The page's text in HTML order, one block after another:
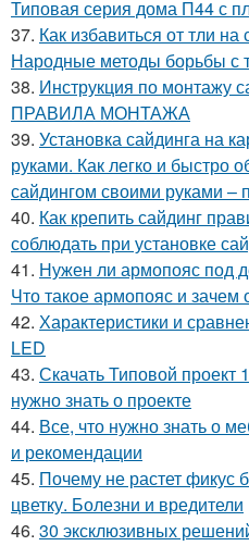
Типовая серия дома П44 с
37. Как избавиться от тли
Народные методы борьбы с
38. Инструкция по
ПРАВИЛА МОНТАЖА
39. Установка сайдинга на
руками. Как легко и быстро
сайдингом своими руками –
40. Как крепить сайдинг
соблюдать при установке
41. Нужен ли армопояс под
Что такое армопояс и зачем
42. Характеристики и
LED
43. Скачать Типовой проект
нужно знать о проекте
44. Все, что нужно знать о
и рекомендации
45. Почему не растет фикус
цветку. Болезни и вредители
46. 30 эксклюзивных